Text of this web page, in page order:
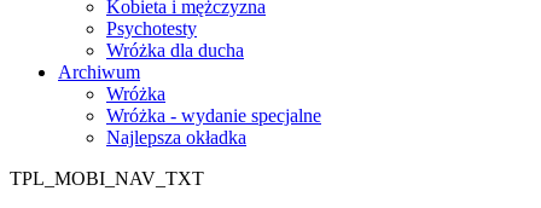
Kobieta i mężczyzna
Psychotesty
Wróżka dla ducha
Archiwum
Wróżka
Wróżka - wydanie specjalne
Najlepsza okładka
TPL_MOBI_NAV_TXT